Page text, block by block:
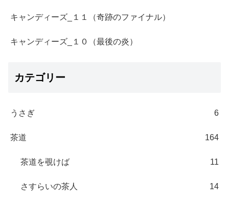
キャンディーズ_１１（奇跡のファイナル）
キャンディーズ_１０（最後の炎）
カテゴリー
うさぎ 6
茶道 164
茶道を覗けば 11
さすらいの茶人 14